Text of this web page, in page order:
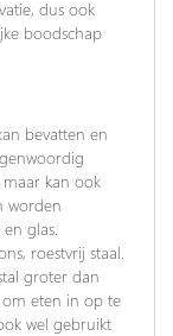
dus ook
boodschap
bevatten en
kan ook
worden
glas.
roestvrij staal.
groter dan
om eten in op te
wel gebruikt